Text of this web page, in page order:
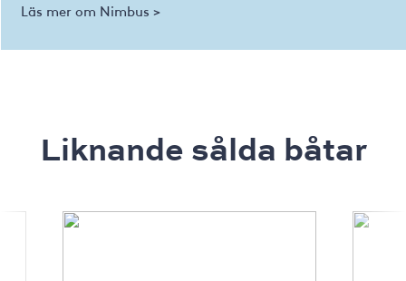
Läs mer om Nimbus >
Liknande sålda båtar